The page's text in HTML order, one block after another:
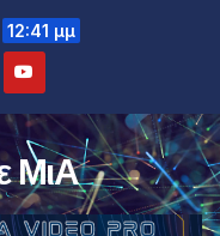
12:41 μμ
ΜιΑ